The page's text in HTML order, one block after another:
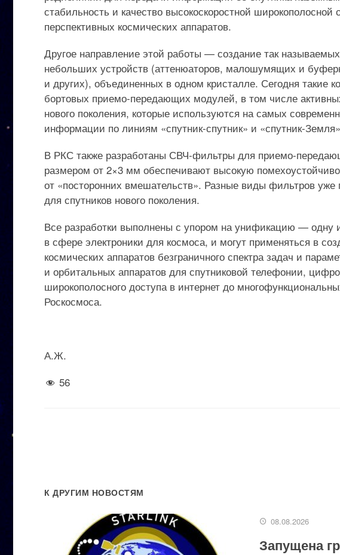
стабильность и качество высокоскоростной
перспективных космических аппаратов.
Другое направление этой работы — создание так
небольших устройств (аттенюаторов, малошумящих и
и других), объединенных в одном кристалле. Сегодня такие
бортовых приемо-передающих модулей, в том числе
нового поколения, которые используются на самых
информации по линиям «спутник-спутник» и «спутник-
В РКС также разработаны СВЧ-фильтры для приемо-
размером от 2×3 мм обеспечивают высокую
от «посторонних вмешательств». Разные виды фильтров
для спутников нового поколения.
Все разработки выполнены с упором на унификацию — одну
в сфере электроники для космоса, и могут применяться в
космических аппаратов безграничного спектра задач и
и орбитальных аппаратов для спутниковой телефонии,
широкополосного доступа в интернет до
Роскосмоса.
А.Ж.
56
К ДРУГИМ НОВОСТЯМ
08.08.2026
Запущена